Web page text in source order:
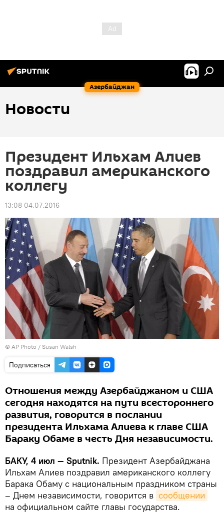
Азербайджан
Новости
Президент Ильхам Алиев
поздравил американского
коллегу
13:08 04.07.2016
© AP Photo / Susan Walsh
Подписаться
Отношения между Азербайджаном и США
сегодня находятся на пути всестороннего
развития, говорится в послании
президента Ильхама Алиева к главе США
Бараку Обаме в честь Дня независимости.
БАКУ, 4 июл — Sputnik. Президент Азербайджана
Ильхам Алиев поздравил американского коллегу
Барака Обаму с национальным праздником страны
– Днем независимости, говорится в сообщении
на официальном сайте главы государства.